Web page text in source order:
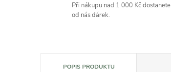
Při nákupu nad 1 000 Kč dostanete
od nás dárek.
POPIS PRODUKTU